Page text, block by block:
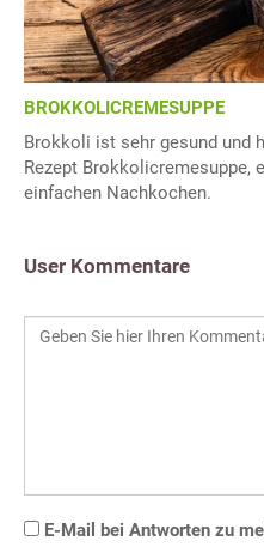
BROKKOLICREMESUPPE
Brokkoli ist sehr gesund und
Rezept Brokkolicremesuppe,
einfachen Nachkochen.
User Kommentare
E-Mail bei Antworten zu